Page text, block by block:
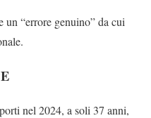
un “errore genuino” da cui
nel 2024, a soli 37 anni,